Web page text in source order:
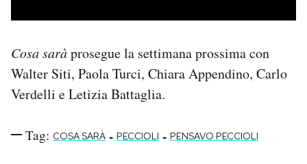
Cosa saràprosegue la settimana prossima con
Walter Siti, Paola Turci, Chiara Appendino, Carlo
Verdelli e Letizia Battaglia.
Tag: COSA SARÀ - PECCIOLI - PENSAVO PECCIOLI